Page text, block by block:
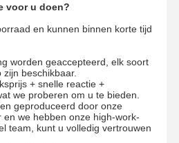
voor u doen?
en kunnen binnen korte tijd
worden geaccepteerd, elk soort
beschikbaar.
+ snelle reactie +
we proberen om u te bieden.
geproduceerd door onze
we hebben onze high-work-
team, kunt u volledig vertrouwen